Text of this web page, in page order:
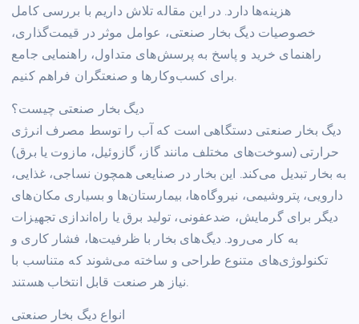
هزینه‌ها دارد. در این مقاله تلاش داریم با بررسی کامل
خصوصیات دیگ بخار صنعتی، عوامل موثر در قیمت‌گذاری،
راهنمای خرید و پاسخ به پرسش‌های متداول، راهنمایی جامع
برای کسب‌وکارها و صنعتگران فراهم کنیم.
دیگ بخار صنعتی چیست؟
دیگ بخار صنعتی دستگاهی است که آب را توسط مصرف انرژی
حرارتی (سوخت‌های مختلف مانند گاز، گازوئیل، مازوت یا برق)
به بخار تبدیل می‌کند. این بخار در صنایعی همچون نساجی، غذایی،
دارویی، پتروشیمی، نیروگاه‌ها، بیمارستان‌ها و بسیاری مکان‌های
دیگر برای گرمایش، ضدعفونی، تولید برق یا راه‌اندازی تجهیزات
به کار می‌رود. دیگ‌های بخار با ظرفیت‌ها، فشار کاری و
تکنولوژی‌های متنوع طراحی و ساخته می‌شوند که متناسب با
نیاز هر صنعت قابل انتخاب هستند.
انواع دیگ بخار صنعتی